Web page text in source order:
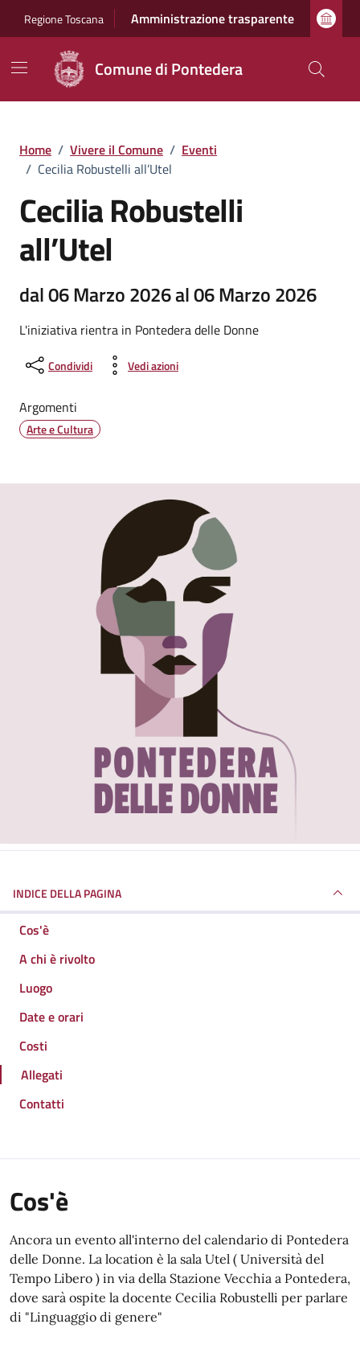
Regione Toscana Amministrazione trasparente
Comune di Pontedera
Home / Vivere il Comune / Eventi
/ Cecilia Robustelli all’Utel
Cecilia Robustelli
all’Utel
dal 06 Marzo 2026 al 06 Marzo 2026
L'iniziativa rientra in Pontedera delle Donne
Condividi Vedi azioni
Argomenti
Arte e Cultura
INDICE DELLA PAGINA
Cos'è
A chi è rivolto
Luogo
Date e orari
Costi
Allegati
Contatti
Cos'è
Ancora un evento all'interno del calendario di Pontedera
delle Donne. La location è la sala Utel ( Università del
Tempo Libero ) in via della Stazione Vecchia a Pontedera,
dove sarà ospite la docente Cecilia Robustelli per parlare
di "Linguaggio di genere"